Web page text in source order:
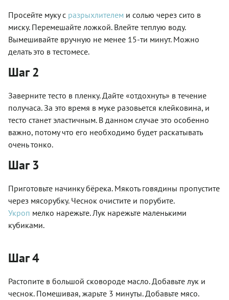
Просейте муку с разрыхлителем и солью через сито в
миску. Перемешайте ложкой. Влейте теплую воду.
Вымешивайте вручную не менее 15-ти минут. Можно
делать это в тестомесе.
Шаг 2
Заверните тесто в пленку. Дайте «отдохнуть» в течение
получаса. За это время в муке разовьется клейковина, и
тесто станет эластичным. В данном случае это особенно
важно, потому что его необходимо будет раскатывать
очень тонко.
Шаг 3
Приготовьте начинку бёрека. Мякоть говядины пропустите
через мясорубку. Чеснок очистите и порубите.
Укроп мелко нарежьте. Лук нарежьте маленькими
кубиками.
Шаг 4
Растопите в большой сковороде масло. Добавьте лук и
чеснок. Помешивая, жарьте 3 минуты. Добавьте мясо.